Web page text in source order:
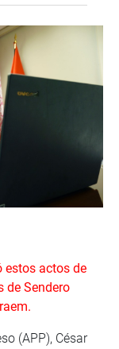
estos actos de
de Sendero
(APP), César